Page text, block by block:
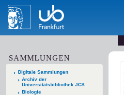
SAMMLUNGEN
Digitale Sammlungen
Archiv der
Universitätsbibliothek JCS
Biologie